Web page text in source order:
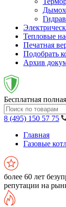
Тепловые
Печатная
Подобрать
Архив
Бесплатная
8 (495) 150 57 75
Главная
Газовые
более 60 лет
репутации на